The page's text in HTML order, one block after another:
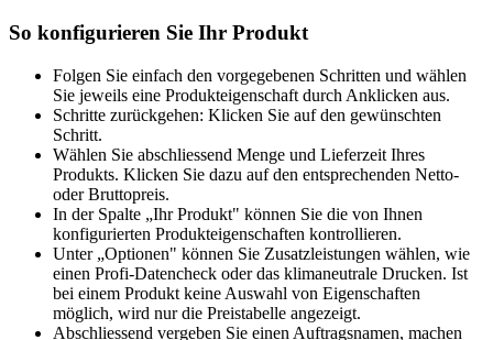
So konfigurieren Sie Ihr Produkt
Folgen Sie einfach den vorgegebenen Schritten und wählen
Sie jeweils eine Produkteigenschaft durch Anklicken aus.
Schritte zurückgehen: Klicken Sie auf den gewünschten
Schritt.
Wählen Sie abschliessend Menge und Lieferzeit Ihres
Produkts. Klicken Sie dazu auf den entsprechenden Netto-
oder Bruttopreis.
In der Spalte „Ihr Produkt" können Sie die von Ihnen
konfigurierten Produkteigenschaften kontrollieren.
Unter „Optionen" können Sie Zusatzleistungen wählen, wie
einen Profi-Datencheck oder das klimaneutrale Drucken. Ist
bei einem Produkt keine Auswahl von Eigenschaften
möglich, wird nur die Preistabelle angezeigt.
Abschliessend vergeben Sie einen Auftragsnamen, machen